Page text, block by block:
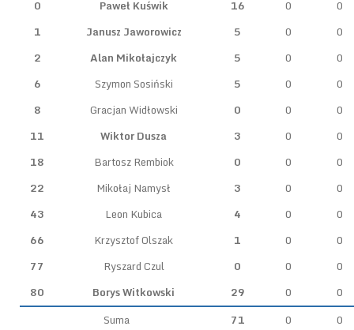
0 Paweł Kuświk 16 0
0
1
Janusz Jaworowicz 5 0
0
2
Alan Mikołajczyk 5 0
0
6
Szymon Sosiński 5 0
0
8
Gracjan Widłowski 0 0
0
11
Wiktor Dusza 3 0
0
18
Bartosz Rembiok 0 0
0
22
Mikołaj Namysł 3 0
0
43
Leon Kubica 4 0
0
66
Krzysztof Olszak 1 0
0
77
Ryszard Czul 0 0
0
80
Borys Witkowski 29 0
0
Suma
71 0 0